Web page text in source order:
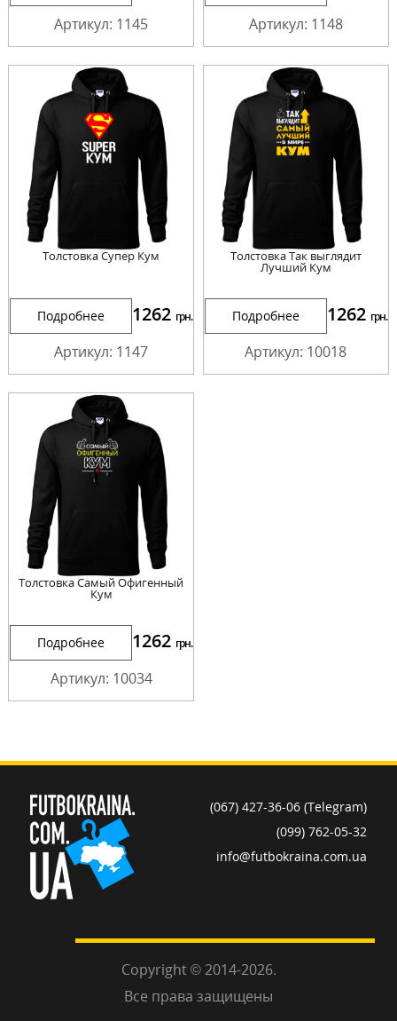
Артикул: 1145 Артикул: 1148
Толстовка Супер Кум
Подробнее 1262 грн.
Артикул: 1147
Толстовка Так выглядит
Лучший Кум
Подробнее 1262 грн.
Артикул: 10018
Толстовка Самый Офигенный
Кум
Подробнее 1262 грн.
Артикул: 10034
(067) 427-36-06 (Telegram)
(099) 762-05-32
info@futbokraina.com.ua
Copyright © 2014-2026.
Все права защищены